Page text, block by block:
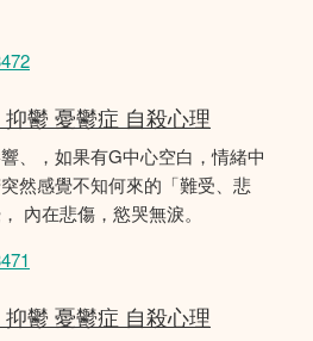
鬱 憂鬱症 自殺心理
、，如果有G中心空白，情緒中
然感覺不知何來的「難受、悲
內在悲傷，慾哭無淚。
鬱 憂鬱症 自殺心理